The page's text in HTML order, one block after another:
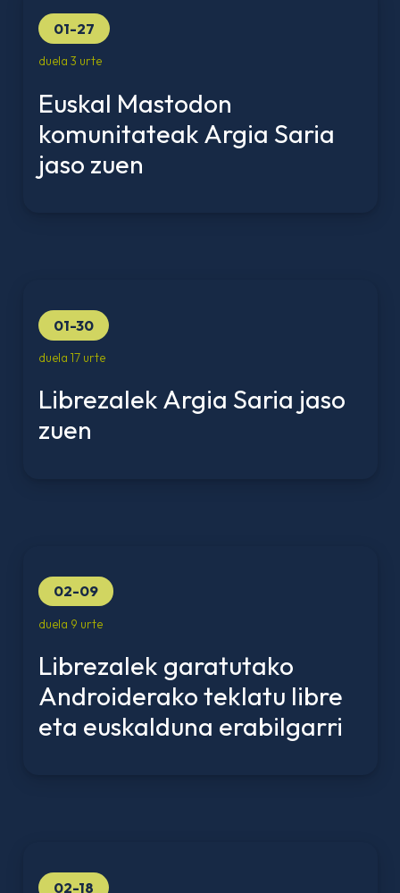
01-27
duela 3 urte
Euskal Mastodon
komunitateak Argia Saria
jaso zuen
01-30
duela 17 urte
Librezalek Argia Saria jaso
zuen
02-09
duela 9 urte
Librezalek garatutako
Androiderako teklatu libre
eta euskalduna erabilgarri
02-18